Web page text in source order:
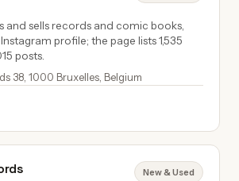
and sells records and comic books,
profile; the page lists 1,535
posts.
38, 1000 Bruxelles, Belgium
New & Used